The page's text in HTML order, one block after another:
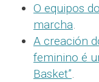
O equipos
marcha
A creación
feminino é
Basket”